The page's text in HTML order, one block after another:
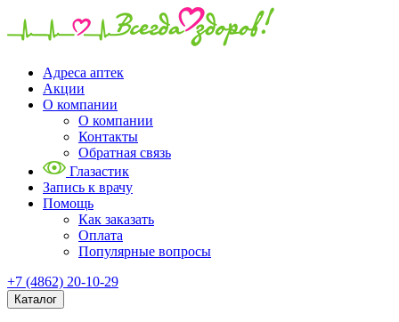
Адреса аптек
Акции
О компании
О компании
Контакты
Обратная связь
Глазастик
Запись к врачу
Помощь
Как заказать
Оплата
Популярные вопросы
+7 (4862) 20-10-29
Каталог